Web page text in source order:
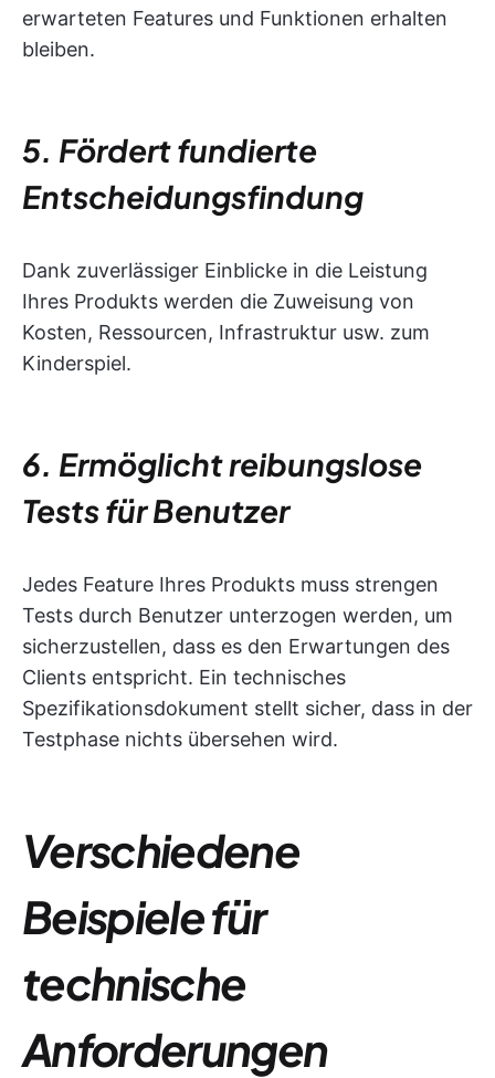
erwarteten Features und Funktionen erhalten
bleiben.
5. Fördert fundierte
Entscheidungsfindung
Dank zuverlässiger Einblicke in die Leistung
Ihres Produkts werden die Zuweisung von
Kosten, Ressourcen, Infrastruktur usw. zum
Kinderspiel.
6. Ermöglicht reibungslose
Tests für Benutzer
Jedes Feature Ihres Produkts muss strengen
Tests durch Benutzer unterzogen werden, um
sicherzustellen, dass es den Erwartungen des
Clients entspricht. Ein technisches
Spezifikationsdokument stellt sicher, dass in der
Testphase nichts übersehen wird.
Verschiedene
Beispiele für
technische
Anforderungen